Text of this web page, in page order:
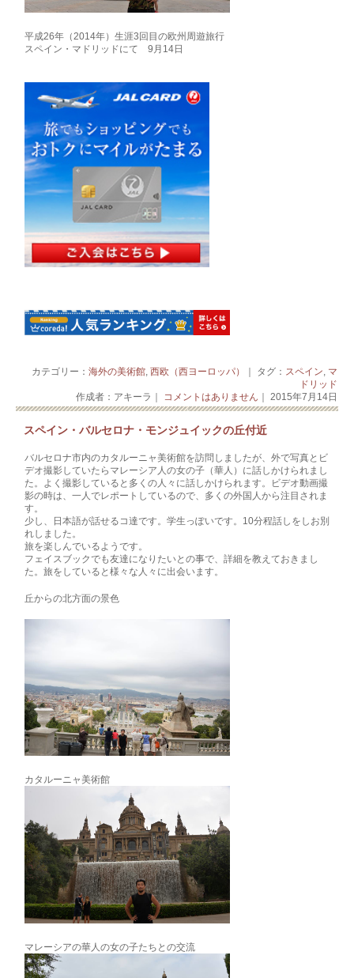
平成26年（2014年）生涯3回目の欧州周遊旅行
スペイン・マドリッドにて 9月14日
カテゴリー： 海外の美術館, 西欧（西ヨーロッパ） ｜ タグ： スペイン, マ
ドリッド
作成者：アキーラ｜ コメントはありません ｜ 2015年7月14日
スペイン・バルセロナ・モンジュイックの丘付近
バルセロナ市内のカタルーニャ美術館を訪問しましたが、外で写真とビ
デオ撮影していたらマレーシア人の女の子（華人）に話しかけられまし
た。よく撮影していると多くの人々に話しかけられます。ビデオ動画撮
影の時は、一人でレポートしているので、多くの外国人から注目されま
す。
少し、日本語が話せるコ達です。学生っぽいです。10分程話しをしお別
れしました。
旅を楽しんでいるようです。
フェイスブックでも友達になりたいとの事で、詳細を教えておきまし
た。旅をしていると様々な人々に出会います。
丘からの北方面の景色
カタルーニャ美術館
マレーシアの華人の女の子たちとの交流